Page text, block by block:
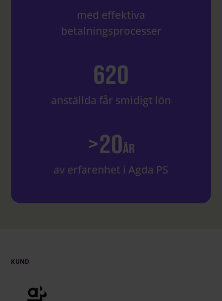
med effektiva
betalningsprocesser
620
anställda får smidigt lön
>20år
av erfarenhet i Agda PS
KUND